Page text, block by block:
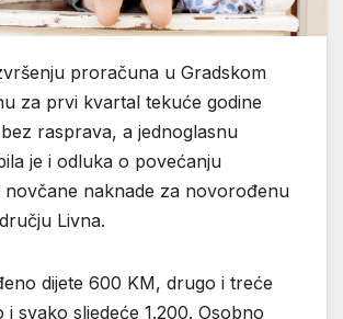
proračuna u Gradskom
za prvi kvartal tekuće godine
rasprava, a jednoglasnu
je i odluka o povećanju
novčane naknade za novorođenu
Livna.
dijete 600 KM, drugo i treće
svako sljedeće 1.200. Osobno